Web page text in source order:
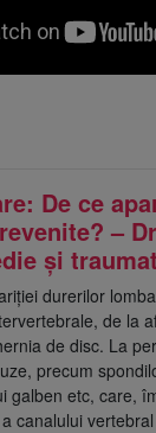
De ce
–
și
durerilor
de la
de disc. La
precum
galben etc, care,
canalului